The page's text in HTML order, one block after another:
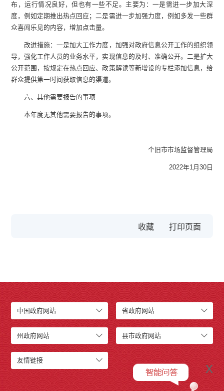
布，运行情况良好，但也有一些不足。主要为：一是需进一步加大深
度，例如定期推出热点回应；二是需进一步加强力度，例如多发一些群
众喜闻乐见的内容，增加点击量。
改进措施：一是加大工作力度，加强对政府信息公开工作的组织领
导，强化工作人员的业务水平，实现信息的及时、准确公开。二是扩大
公开范围，按规定在热点回应、政策解读等新增设的专栏添加信息，给
群众提供第一时间获取信息的渠道。
六、其他需要报告的事项
本年度无其他需要报告的事项。
个旧市市场监督管理局
2022年1月30日
收藏
中国政府网站 省政府网站
州政府网站 县市政府网站
友情链接 x